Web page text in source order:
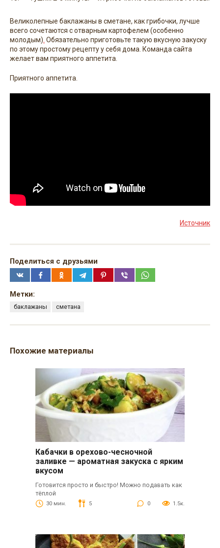
Великолепные баклажаны в сметане, как грибочки, лучше
всего сочетаются с отварным картофелем (особенно
молодым). Обязательно приготовьте такую вкусную закуску
по этому простому рецепту у себя дома. Команда сайта
желает вам приятного аппетита.
Приятного аппетита.
Источник
Поделиться с друзьями
Метки:
баклажаны сметана
Похожие материалы
Кабачки в орехово-чесночной
заливке — ароматная закуска с ярким
вкусом
Готовится просто и быстро! Можно подавать как
тёплой
30 мин. 5 0 1.5к.